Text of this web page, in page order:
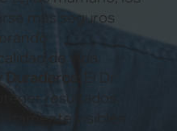
más seguros
de vida.
resultados
visibles